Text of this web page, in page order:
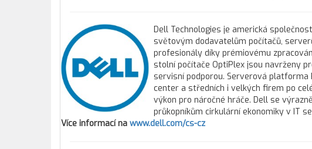
Dell Technologies je americká
světovým dodavatelům počítačů,
profesionály díky prémiovému
stolní počítače OptiPlex jsou navrženy
servisní podporou. Serverová
center a středních i velkých firem po
výkon pro náročné hráče. Dell se
průkopníkům cirkulární ekonomiky v IT
Více informací na www.dell.com/cs-cz